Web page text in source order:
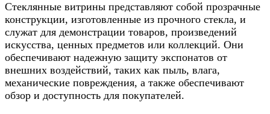
Стеклянные витрины представляют собой прозрачные
конструкции, изготовленные из прочного стекла, и
служат для демонстрации товаров, произведений
искусства, ценных предметов или коллекций. Они
обеспечивают надежную защиту экспонатов от
внешних воздействий, таких как пыль, влага,
механические повреждения, а также обеспечивают
обзор и доступность для покупателей.